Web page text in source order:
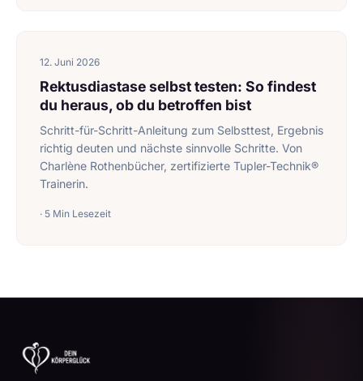
12. Juni 2026
Rektusdiastase selbst testen: So findest
du heraus, ob du betroffen bist
Schritt-für-Schritt-Anleitung zum Selbsttest, Ergebnis
richtig deuten und nächste sinnvolle Schritte. Von
Charlène Rothenbücher, zertifizierte Tupler-Technik®
Trainerin.
· 5 Min Lesezeit